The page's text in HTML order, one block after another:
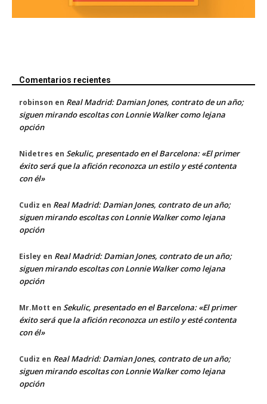
Comentarios recientes
robinson en Real Madrid: Damian Jones, contrato de un año;
siguen mirando escoltas con Lonnie Walker como lejana
opción
Nidetres en Sekulic, presentado en el Barcelona: «El primer
éxito será que la afición reconozca un estilo y esté contenta
con él»
Cudiz en Real Madrid: Damian Jones, contrato de un año;
siguen mirando escoltas con Lonnie Walker como lejana
opción
Eisley en Real Madrid: Damian Jones, contrato de un año;
siguen mirando escoltas con Lonnie Walker como lejana
opción
Mr.Mott en Sekulic, presentado en el Barcelona: «El primer
éxito será que la afición reconozca un estilo y esté contenta
con él»
Cudiz en Real Madrid: Damian Jones, contrato de un año;
siguen mirando escoltas con Lonnie Walker como lejana
opción